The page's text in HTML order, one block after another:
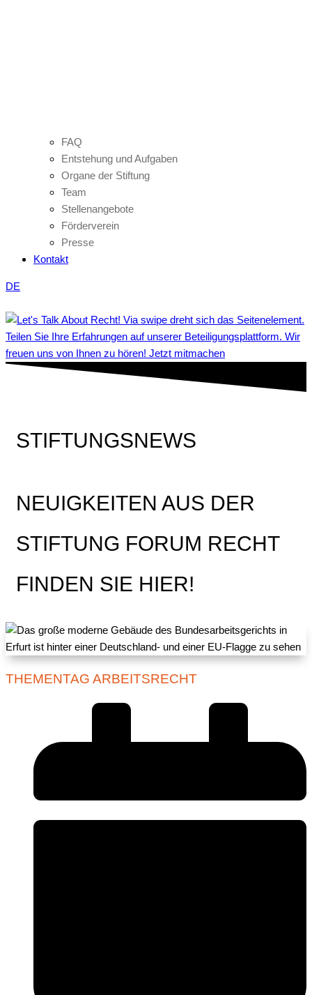
FAQ
Entstehung und Aufgaben
Organe der Stiftung
Team
Stellenangebote
Förderverein
Presse
Kontakt
DE
Teilen Sie Ihre Erfahrungen auf unserer Beteiligungsplattform. Wir
freuen uns von Ihnen zu hören! Jetzt mitmachen
STIFTUNGSNEWS
NEUIGKEITEN AUS DER
STIFTUNG FORUM RECHT
FINDEN SIE HIER!
THEMENTAG ARBEITSRECHT